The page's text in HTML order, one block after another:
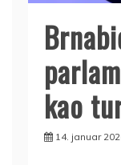
kao
14. januar